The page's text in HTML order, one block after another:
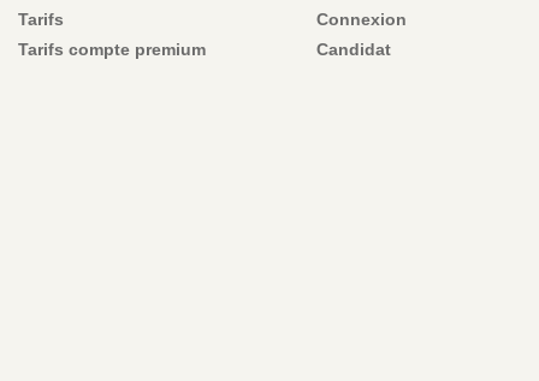
Tarifs
Tarifs compte premium
Connexion
Candidat